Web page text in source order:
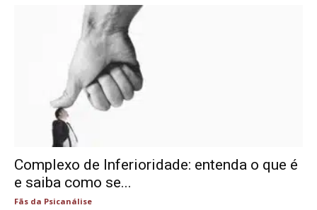
Complexo de Inferioridade: entenda o que é
e saiba como se...
Fãs da Psicanálise